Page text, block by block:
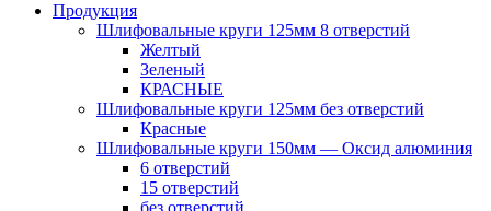
Продукция
Шлифовальные круги 125мм 8 отверстий
Желтый
Зеленый
КРАСНЫЕ
Шлифовальные круги 125мм без отверстий
Красные
Шлифовальные круги 150мм — Оксид алюминия
6 отверстий
15 отверстий
без отверстий